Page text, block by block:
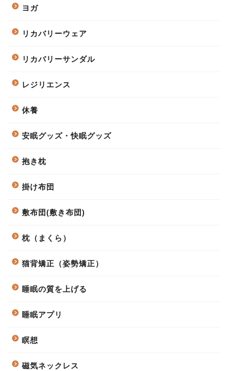
ヨガ
リカバリーウェア
リカバリーサンダル
レジリエンス
休養
安眠グッズ・快眠グッズ
抱き枕
掛け布団
敷布団(敷き布団)
枕（まくら）
猫背矯正（姿勢矯正）
睡眠の質を上げる
睡眠アプリ
瞑想
磁気ネックレス